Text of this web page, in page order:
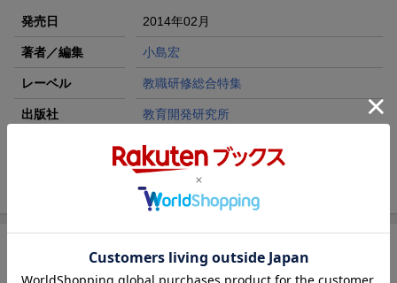
発売日 2014年02月
著者／編集 小島宏
レーベル 教職研修総合特集
出版社 教育開発研究所
ムックその他
9784873806594
商品レビュー